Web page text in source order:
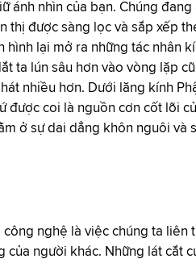
ánh nhìn của bạn. Chúng
thị được sàng lọc và sắp xếp
hình lại mở ra những tác nhân
ta lún sâu hơn vào vòng lặp
nhiều hơn. Dưới lăng kính
được coi là nguồn cơn cốt lõi
ở sự dai dẳng khôn nguôi và
nghệ là việc chúng ta liên
của người khác. Những lát cắt